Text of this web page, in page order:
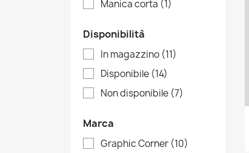
Manica corta (1)
Disponibilità
In magazzino (11)
Disponibile (14)
Non disponibile (7)
Marca
Graphic Corner (10)